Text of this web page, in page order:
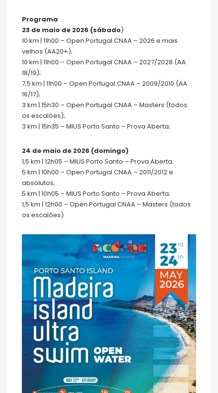
Programa
23 de maio de 2026 (sábado)
10 km | 11h00 – Open Portugal CNAA – 2026 e mais
velhos (AA20+);
10 km | 11h00 – Open Portugal CNAA – 2027/2028 (AA
18/19);
7,5 km | 11h00 – Open Portugal CNAA – 2009/2010 (AA
16/17);
3 km | 15h30 – Open Portugal CNAA – Masters (todos
os escalões);
3 km | 15h35 – MIUS Porto Santo – Prova Aberta;
24 de maio de 2026 (domingo)
1,5 km | 12h05 – MIUS Porto Santo – Prova Aberta;
5 km | 10h00 – Open Portugal CNAA – 2011/2012 e
absolutos;
5 km | 10h05 – MIUS Porto Santo – Prova Aberta;
1,5 km | 12h00 – Open Portugal CNAA – Masters (todos
os escalões)